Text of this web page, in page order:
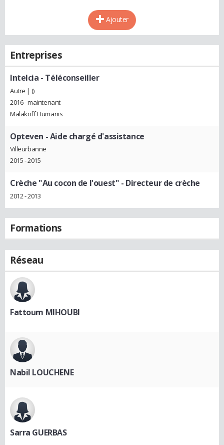
Ajouter
Entreprises
Intelcia - Téléconseiller
Autre | ()
2016 - maintenant
Malakoff Humanis
Opteven - Aide chargé d'assistance
Villeurbanne
2015 - 2015
Crèche "Au cocon de l'ouest" - Directeur de crèche
2012 - 2013
Formations
Réseau
Fattoum MIHOUBI
Nabil LOUCHENE
Sarra GUERBAS